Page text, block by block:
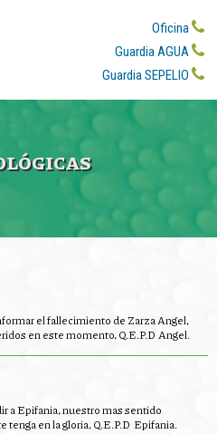
Oficina
Guardia AGUA
Guardia SEPELIO
el fallecimiento de Zarza Angel,
en este momento, Q.E.P.D Angel.
a Epifania, nuestro mas sentido
tenga en la gloria, Q.E.P.D Epifania.